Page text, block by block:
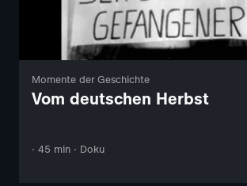
Momente der Geschichte
Vom deutschen Herbst
· 45 min · Doku